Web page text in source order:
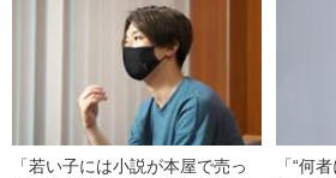
「若い子には小説が本屋で売っ
「“何